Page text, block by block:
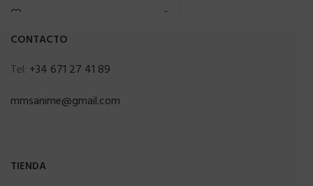
CONTACTO
Tel: +34 671 27 41 89
mmsanime@gmail.com
TIENDA